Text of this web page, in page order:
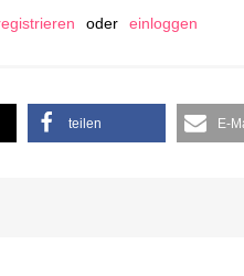
oder einloggen
teilen E-